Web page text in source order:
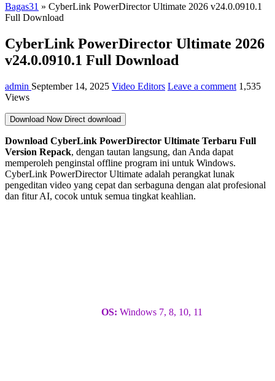
Bagas31 » CyberLink PowerDirector Ultimate 2026 v24.0.0910.1
Full Download
CyberLink PowerDirector Ultimate 2026
v24.0.0910.1 Full Download
admin September 14, 2025 Video Editors Leave a comment 1,535
Views
Download Now Direct download
Download CyberLink PowerDirector Ultimate Terbaru Full
Version Repack, dengan tautan langsung, dan Anda dapat
memperoleh penginstal offline program ini untuk Windows.
CyberLink PowerDirector Ultimate adalah perangkat lunak
pengeditan video yang cepat dan serbaguna dengan alat profesional
dan fitur AI, cocok untuk semua tingkat keahlian.
OS: Windows 7, 8, 10, 11